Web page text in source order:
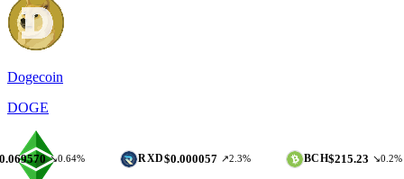
Dogecoin
DOGE
↘0.64% $0.000057 ↗2.3% $215.23 ↘0.2%